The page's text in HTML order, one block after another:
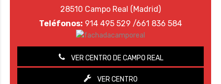
28510 Campo Real (Madrid)
Teléfonos: 914 495 529 /661 836 584
VER CENTRO DE CAMPO REAL
VER CENTRO